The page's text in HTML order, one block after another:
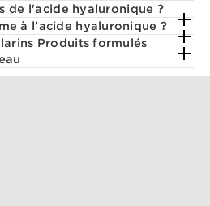
de l'acide hyaluronique ?
à l’acide hyaluronique ?
Produits formulés